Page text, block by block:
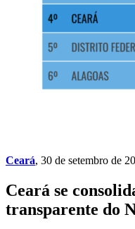
Ceará, 30 de setembro de
Ceará se
transparente do